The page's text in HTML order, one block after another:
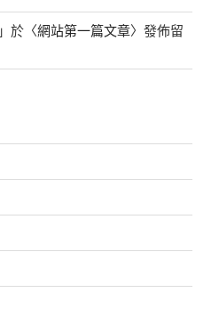
」於〈網站第一篇文章〉發佈留